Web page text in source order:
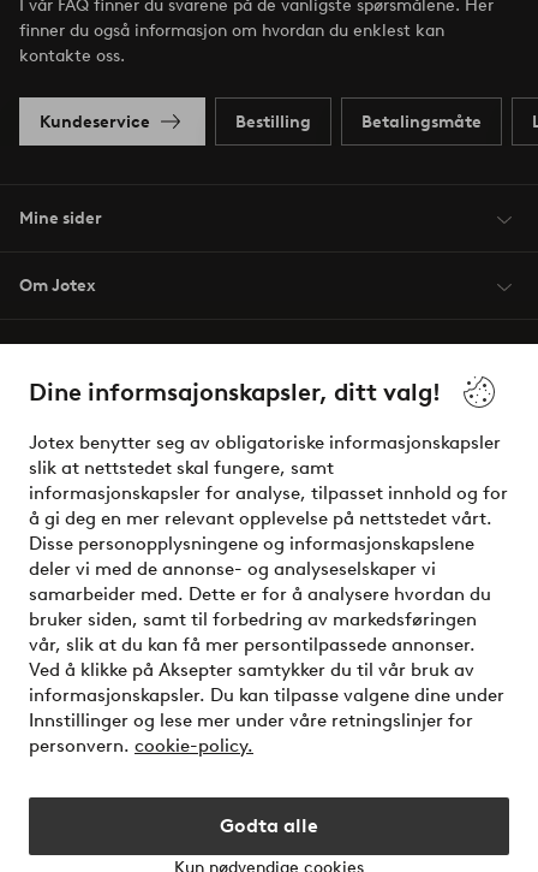
Dine informsajonskapsler, ditt valg!
Jotex benytter seg av obligatoriske informasjonskapsler
slik at nettstedet skal fungere, samt
informasjonskapsler for analyse, tilpasset innhold og for
å gi deg en mer relevant opplevelse på nettstedet vårt.
Disse personopplysningene og informasjonskapslene
deler vi med de annonse- og analyseselskaper vi
samarbeider med. Dette er for å analysere hvordan du
bruker siden, samt til forbedring av markedsføringen
vår, slik at du kan få mer persontilpassede annonser.
Ved å klikke på Aksepter samtykker du til vår bruk av
informasjonskapsler. Du kan tilpasse valgene dine under
Innstillinger og lese mer under våre retningslinjer for
personvern. cookie-policy.
Godta alle
Kun nødvendige cookies
I vår FAQ finner du svarene på de vanligste spørsmålene. Her
finner du også informasjon om hvordan du enklest kan
kontakte oss.
Kundeservice Bestilling Betalingsmåte
Mine sider
Om Jotex
Venner
Sikre betalinger - Betal direkte eller del opp
Vil du vite mer om våre betalingsalternativer?
elpy